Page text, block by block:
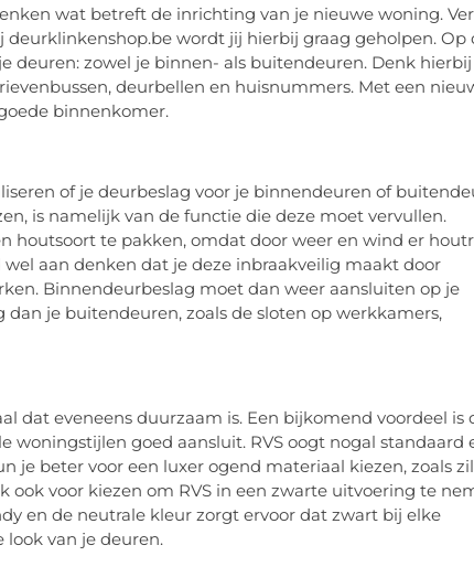
wat betreft de inrichting van je nieuwe woning.
deurklinkenshop.be wordt jij hierbij graag geholpen. Op
deuren: zowel je binnen- als buitendeuren. Denk hierbij
deurbellen en huisnummers. Met een
binnenkomer.
of je deurbeslag voor je binnendeuren of
is namelijk van de functie die deze moet vervullen.
houtsoort te pakken, omdat door weer en wind er
aan denken dat je deze inbraakveilig maakt door
Binnendeurbeslag moet dan weer aansluiten op je
je buitendeuren, zoals de sloten op werkkamers,
dat eveneens duurzaam is. Een bijkomend voordeel is
goed aansluit. RVS oogt nogal standaard
je beter voor een luxer ogend materiaal kiezen, zoals
voor kiezen om RVS in een zwarte uitvoering te
en de neutrale kleur zorgt ervoor dat zwart bij elke
van je deuren.